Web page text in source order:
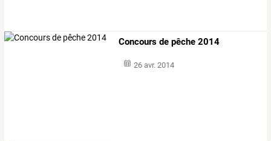
Concours de pêche 2014
26 avr. 2014